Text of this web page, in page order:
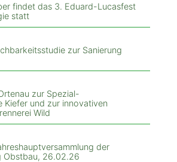
findet das 3. Eduard-Lucasfest
statt
zur Sanierung
zur Spezial-
Kiefer und zur innovativen
Wild
der
Obstbau, 26.02.26